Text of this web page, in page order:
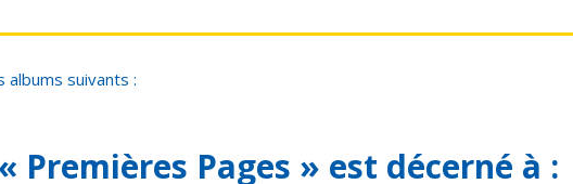
albums suivants :
Premières Pages » est décerné à :